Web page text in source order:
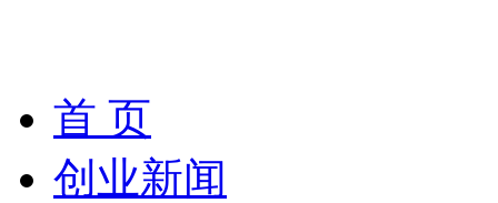
首 页
创业新闻